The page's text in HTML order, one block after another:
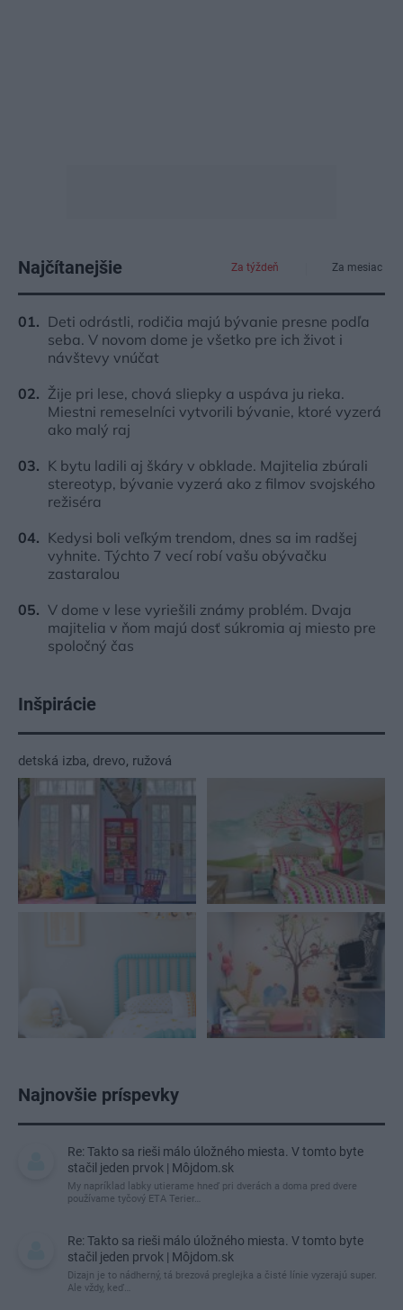
Najčítanejšie Za týždeň Za mesiac
Deti odrástli, rodičia majú bývanie presne podľa
seba. V novom dome je všetko pre ich život i
návštevy vnúčat
Žije pri lese, chová sliepky a uspáva ju rieka.
Miestni remeselníci vytvorili bývanie, ktoré vyzerá
ako malý raj
K bytu ladili aj škáry v obklade. Majitelia zbúrali
stereotyp, bývanie vyzerá ako z filmov svojského
režiséra
Kedysi boli veľkým trendom, dnes sa im radšej
vyhnite. Týchto 7 vecí robí vašu obývačku
zastaralou
V dome v lese vyriešili známy problém. Dvaja
majitelia v ňom majú dosť súkromia aj miesto pre
spoločný čas
Inšpirácie
detská izba, drevo, ružová
Najnovšie príspevky
Re: Takto sa rieši málo úložného miesta. V tomto byte
stačil jeden prvok | Môjdom.sk
My napríklad labky utierame hneď pri dverách a doma pred dvere
používame tyčový ETA Terier…
Re: Takto sa rieši málo úložného miesta. V tomto byte
stačil jeden prvok | Môjdom.sk
Dizajn je to nádherný, tá brezová preglejka a čisté línie vyzerajú super.
Ale vždy, keď…